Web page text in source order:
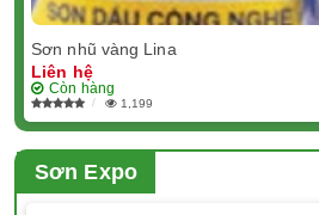
Sơn nhũ vàng Lina
Liên hệ
Còn hàng
1,199
Sơn Expo